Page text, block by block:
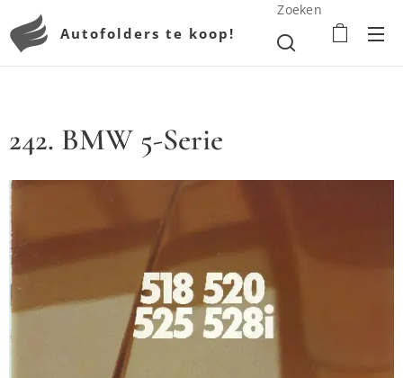
Autofolders te koop!
Zoeken
242. BMW 5-Serie